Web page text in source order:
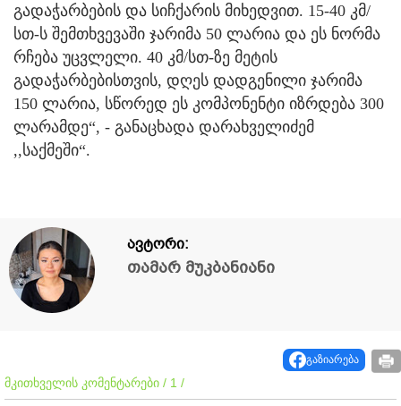
გადაჭარბების და სიჩქარის მიხედვით. 15-40 კმ/
სთ-ს შემთხვევაში ჯარიმა 50 ლარია და ეს ნორმა
რჩება უცვლელი. 40 კმ/სთ-ზე მეტის
გადაჭარბებისთვის, დღეს დადგენილი ჯარიმა
150 ლარია, სწორედ ეს კომპონენტი იზრდება 300
ლარამდე“, - განაცხადა დარახველიძემ
,,საქმეში“.
ავტორი:
თამარ მუკბანიანი
გაზიარება
მკითხველის კომენტარები / 1 /